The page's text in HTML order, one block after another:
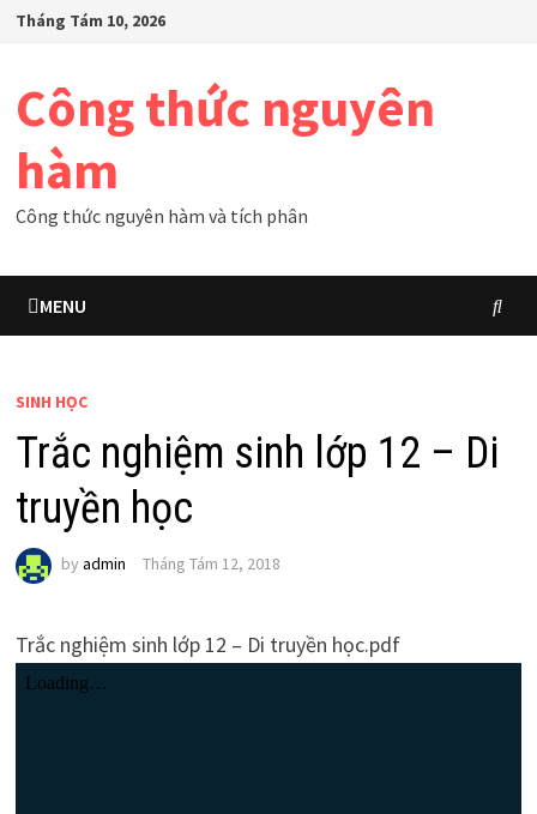
SkipTháng Tám 10, 2026
Công thức nguyên
hàm
Công thức nguyên hàm và tích phân
MENU
SINH HỌC
Trắc nghiệm sinh lớp 12 – Di
truyền học
by admin Tháng Tám 12, 2018
Trắc nghiệm sinh lớp 12 – Di truyền học.pdf